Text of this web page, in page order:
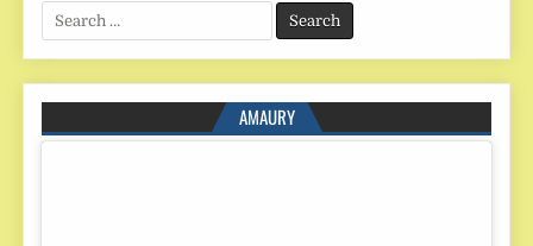
Search
for:
AMAURY